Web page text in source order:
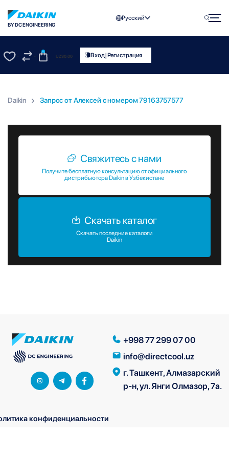
BY DC ENGINEERING
Русский
0
UZS0.00 Вход|Регистрация
Daikin Запрос от Алексей c номером 79163757577
Свяжитесь с нами
Получите бесплатную консультацию от официального
дистрибьютора Daikin в Узбекистане
Скачать каталог
Скачать последние каталоги
Daikin
+998 77 299 07 00
info@directcool.uz
г. Ташкент, Алмазарский
р-н, ул. Янги Олмазор, 7а.
конфиденциальности